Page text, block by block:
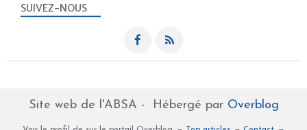
SUIVEZ-NOUS
Site web de l'ABSA - Hébergé par Overblog